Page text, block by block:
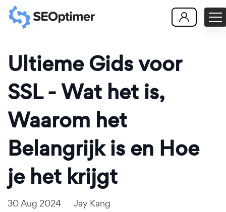
Ultieme Gids voor
SSL - Wat het is,
Waarom het
Belangrijk is en Hoe
je het krijgt
30 Aug 2024
Jay Kang